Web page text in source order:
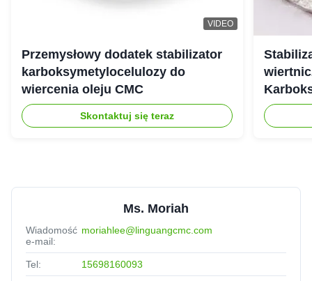
VIDEO
Przemysłowy dodatek stabilizator
karboksymetylocelulozy do
wiercenia oleju CMC
Skontaktuj się teraz
Ms. Moriah
Wiadomość
e-mail:
moriahlee@linguangcmc.com
Tel: 15698160093